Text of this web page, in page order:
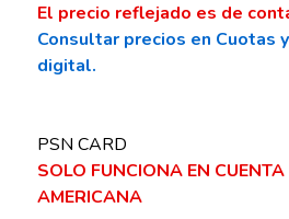
El precio reflejado es de
Consultar precios en Cuotas
digital.
PSN CARD
SOLO FUNCIONA EN
AMERICANA